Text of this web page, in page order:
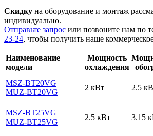
Скидку на оборудование и монтаж
индивидуально.
Отправьте запрос или позвоните нам по
23-24, чтобы получить наше
Наименование
модели
Мощность
охлаждения
MSZ-BT20VG
MUZ-BT20VG
2 кВт 2.5
MSZ-BT25VG
MUZ-BT25VG
2.5 кВт 3.15